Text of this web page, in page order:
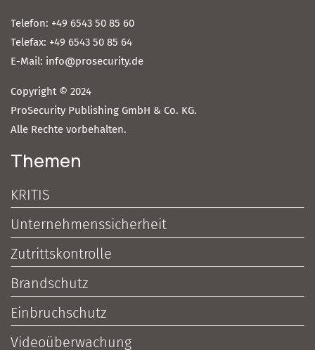
Telefon: +49 6543 50 85 60
Telefax: +49 6543 50 85 64
E-Mail: info@prosecurity.de
Copyright © 2024
ProSecurity Publishing GmbH & Co. KG.
Alle Rechte vorbehalten.
Themen
KRITIS
Unternehmenssicherheit
Zutrittskontrolle
Brandschutz
Einbruchschutz
Videoüberwachung